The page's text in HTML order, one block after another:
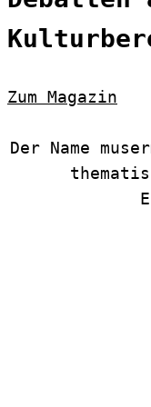
Zum Magazin
Der Name